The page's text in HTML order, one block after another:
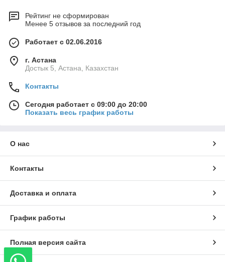
Рейтинг не сформирован
Менее 5 отзывов за последний год
Работает с 02.06.2016
г. Астана
Достык 5, Астана, Казахстан
Контакты
Сегодня работает с 09:00 до 20:00
Показать весь график работы
О нас
Контакты
Доставка и оплата
График работы
Полная версия сайта